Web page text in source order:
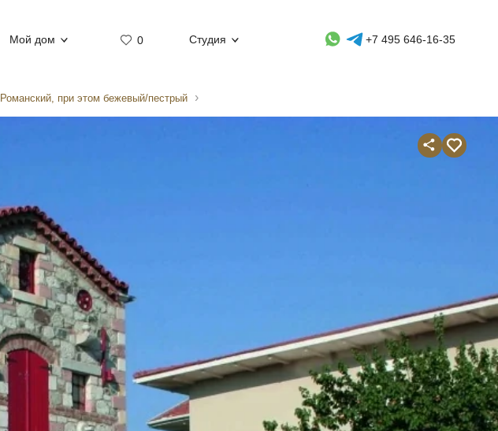
Мой дом 0 Студия Whatsapp контакт
Telegram контакт
+7 495 646-16-35
Романский, при этом бежевый/пестрый